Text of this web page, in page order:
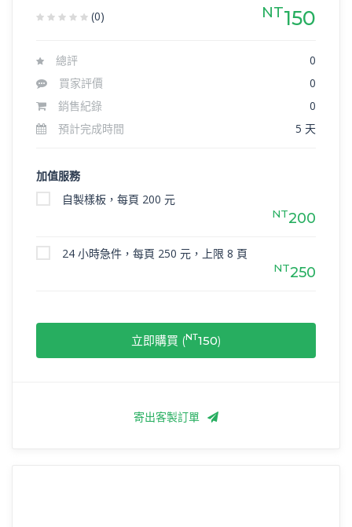
(0) NT150
總評
0
買家評價
0
銷售紀錄
0
預計完成時間
5 天
立即購買 (NT150)
加值服務
自製樣板，每頁 200 元
NT200
24 小時急件，每頁 250 元，上限 8 頁
NT250
寄出客製訂單